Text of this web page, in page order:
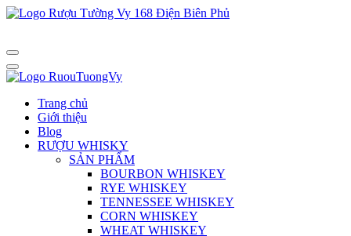
Trang chủ
Giới thiệu
Blog
RƯỢU WHISKY
SẢN PHẨM
BOURBON WHISKEY
RYE WHISKEY
TENNESSEE WHISKEY
CORN WHISKEY
WHEAT WHISKEY